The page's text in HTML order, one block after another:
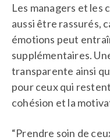
Les managers et les
aussi être rassurés,
émotions peut
supplémentaires.
transparente ainsi
pour ceux qui
cohésion et la
“Prendre soin de